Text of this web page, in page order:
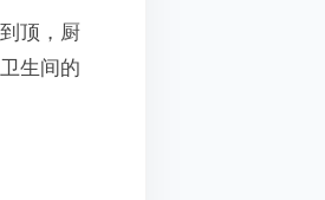
顶，厨
生间的